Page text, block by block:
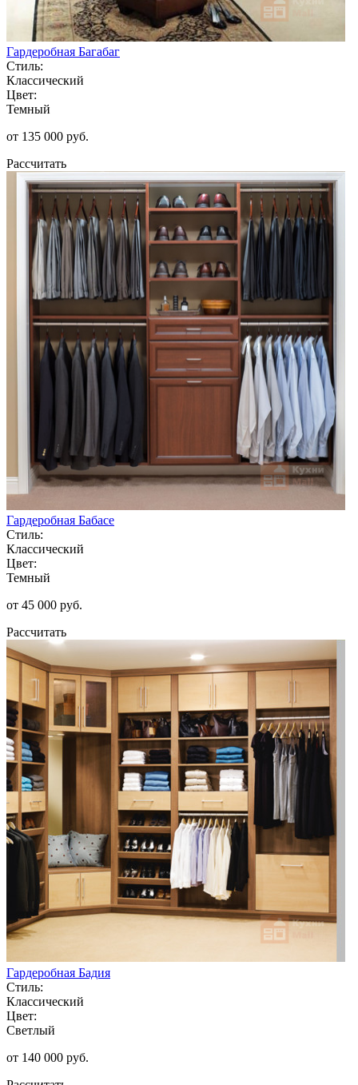
Гардеробная Багабаг
Стиль:
Классический
Цвет:
Темный
от 135 000 руб.
Рассчитать
Гардеробная Бабасе
Стиль:
Классический
Цвет:
Темный
от 45 000 руб.
Рассчитать
Гардеробная Бадия
Стиль:
Классический
Цвет:
Светлый
от 140 000 руб.